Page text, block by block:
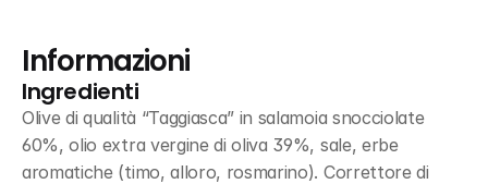
Informazioni
Ingredienti
Olive di qualità “Taggiasca” in salamoia snocciolate
60%, olio extra vergine di oliva 39%, sale, erbe
aromatiche (timo, alloro, rosmarino). Correttore di